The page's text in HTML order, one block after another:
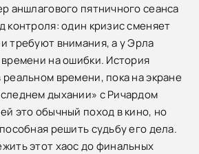
аншлагового пятничного сеанса
контроля: один кризис сменяет
требуют внимания, а у Эрла
на ошибки. История
реальном времени, пока на экране
дыхании» с Ричардом
это обычный поход в кино, но
решить судьбу его дела.
этот хаос до финальных